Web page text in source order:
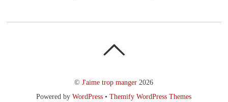
©J'aime trop manger 2026
Powered byWordPress •Themify WordPress Themes